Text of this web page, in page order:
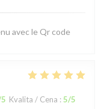
avec le Qr code
Kvalita / Cena : 5/5